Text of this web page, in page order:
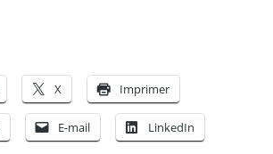
X Imprimer
E-mail LinkedIn